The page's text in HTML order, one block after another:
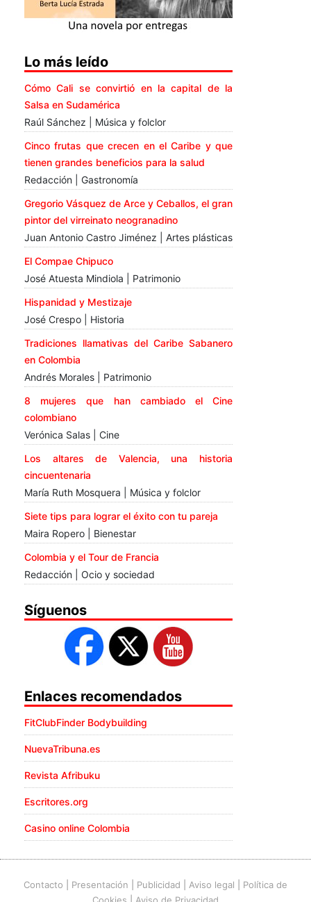
Lo más leído
Cómo Cali se convirtió en la capital de la
Salsa en Sudamérica
Raúl Sánchez | Música y folclor
Cinco frutas que crecen en el Caribe y que
tienen grandes beneficios para la salud
Redacción | Gastronomía
Gregorio Vásquez de Arce y Ceballos, el gran
pintor del virreinato neogranadino
Juan Antonio Castro Jiménez | Artes plásticas
El Compae Chipuco
José Atuesta Mindiola | Patrimonio
Hispanidad y Mestizaje
José Crespo | Historia
Tradiciones llamativas del Caribe Sabanero
en Colombia
Andrés Morales | Patrimonio
8 mujeres que han cambiado el Cine
colombiano
Verónica Salas | Cine
Los altares de Valencia, una historia
cincuentenaria
María Ruth Mosquera | Música y folclor
Siete tips para lograr el éxito con tu pareja
Maira Ropero | Bienestar
Colombia y el Tour de Francia
Redacción | Ocio y sociedad
Síguenos
Enlaces recomendados
FitClubFinder Bodybuilding
NuevaTribuna.es
Revista Afribuku
Escritores.org
Casino online Colombia
Contacto Presentación Publicidad Aviso legal
Política de
Cookies
Aviso de Privacidad